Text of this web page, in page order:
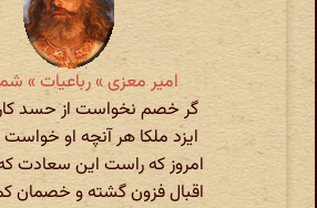
امیر معزی » رباعیات »
گر خصم نخواست از حسد
ایزد ملکا هر آنچه او
امروز که راست این سعادت
اقبال فزون گشته و خصمان